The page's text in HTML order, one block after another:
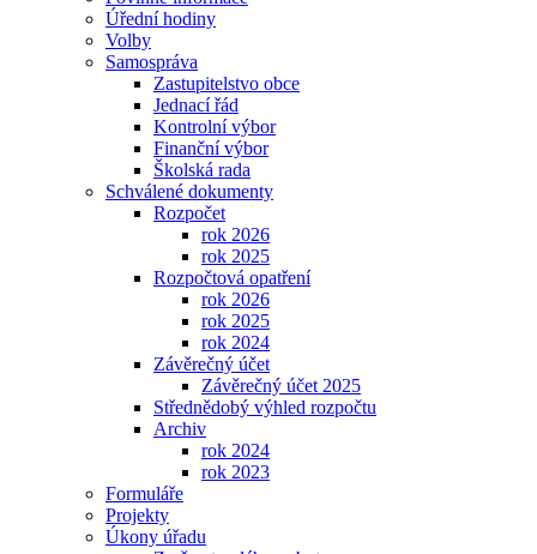
Úřední hodiny
Volby
Samospráva
Zastupitelstvo obce
Jednací řád
Kontrolní výbor
Finanční výbor
Školská rada
Schválené dokumenty
Rozpočet
rok 2026
rok 2025
Rozpočtová opatření
rok 2026
rok 2025
rok 2024
Závěrečný účet
Závěrečný účet 2025
Střednědobý výhled rozpočtu
Archiv
rok 2024
rok 2023
Formuláře
Projekty
Úkony úřadu